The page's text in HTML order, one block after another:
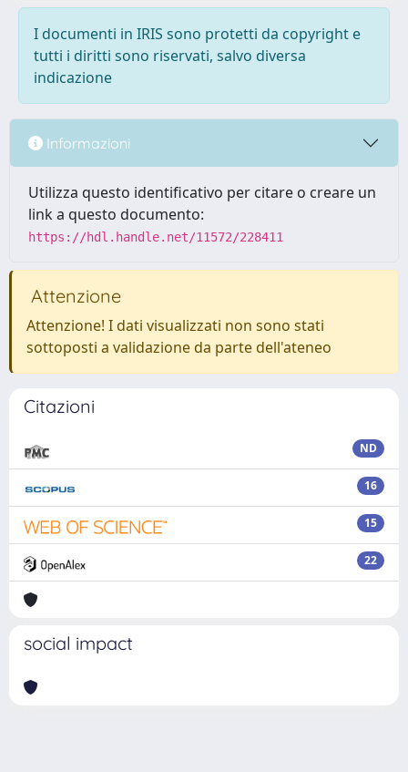
I documenti in IRIS sono protetti da copyright e
tutti i diritti sono riservati, salvo diversa
indicazione
Informazioni
Utilizza questo identificativo per citare o creare un
link a questo documento:
https://hdl.handle.net/11572/228411
Attenzione
Attenzione! I dati visualizzati non sono stati
sottoposti a validazione da parte dell'ateneo
Citazioni
ND
16
15
22
social impact